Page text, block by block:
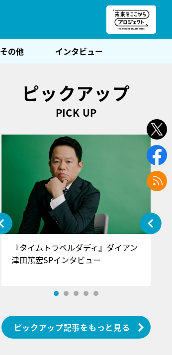
その他 インタビュー
ピックアップ
PICK UP
『タイムトラベルダディ』ダイアン
津田篤宏SPインタビュー
ピックアップ記事をもっと見る